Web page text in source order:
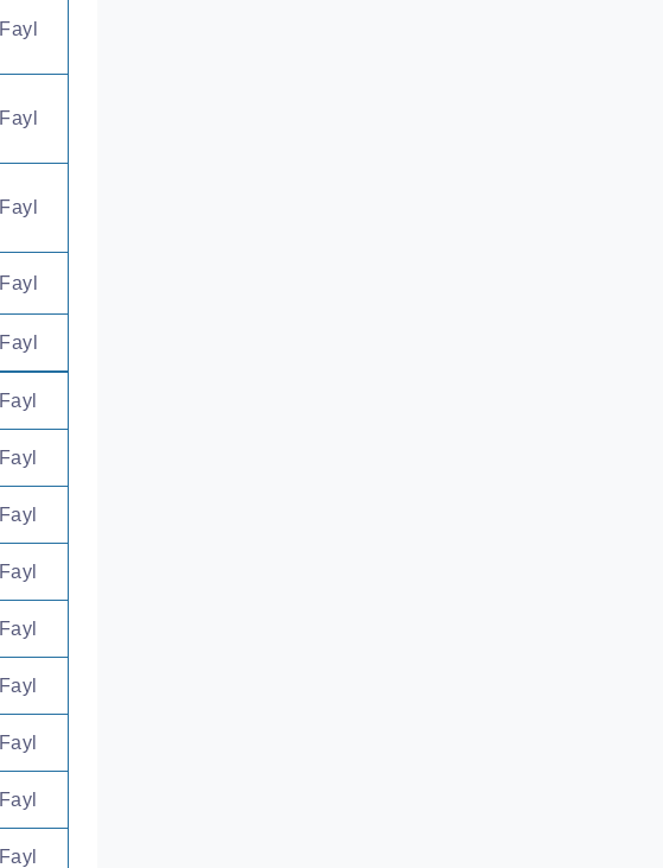
Fayl
Fayl
Fayl
Fayl
Fayl
Fayl
Fayl
Fayl
Fayl
Fayl
Fayl
Fayl
Fayl
Fayl